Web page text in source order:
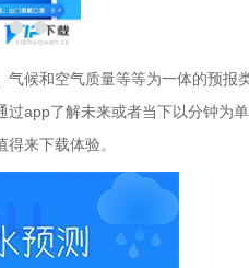
候和空气质量等等为一体的预报
app了解未来或者当下以分钟为
来下载体验。